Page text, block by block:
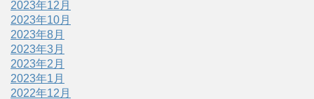
2023年12月
2023年10月
2023年8月
2023年3月
2023年2月
2023年1月
2022年12月